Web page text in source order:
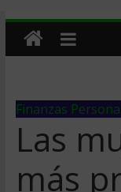
Finanzas
Las
más